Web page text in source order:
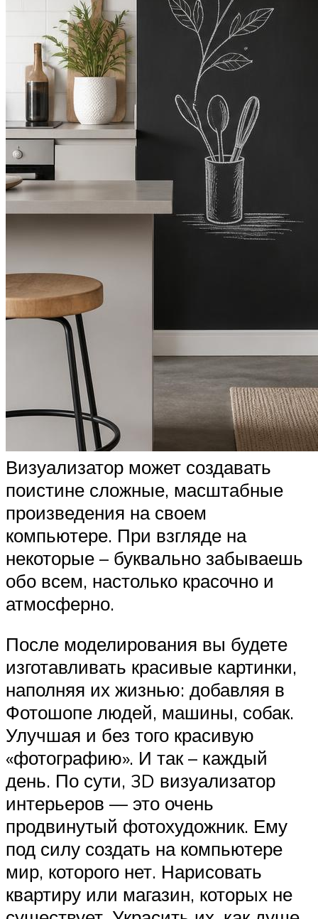
Визуализатор может создавать
поистине сложные, масштабные
произведения на своем
компьютере. При взгляде на
некоторые – буквально забываешь
обо всем, настолько красочно и
атмосферно.
После моделирования вы будете
изготавливать красивые картинки,
наполняя их жизнью: добавляя в
Фотошопе людей, машины, собак.
Улучшая и без того красивую
«фотографию». И так – каждый
день. По сути, 3D визуализатор
интерьеров — это очень
продвинутый фотохудожник. Ему
под силу создать на компьютере
мир, которого нет. Нарисовать
квартиру или магазин, которых не